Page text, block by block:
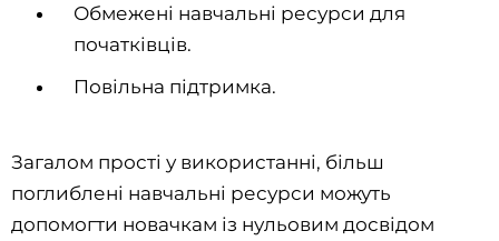
Обмежені навчальні ресурси для
початківців.
Повільна підтримка.
Загалом прості у використанні, більш
поглиблені навчальні ресурси можуть
допомогти новачкам із нульовим досвідом